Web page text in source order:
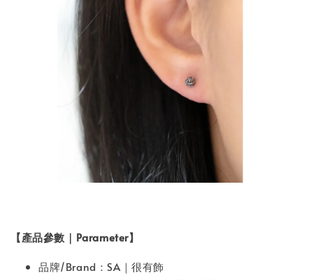
【產品參數｜Parameter】
品牌/Brand：SA｜很有飾